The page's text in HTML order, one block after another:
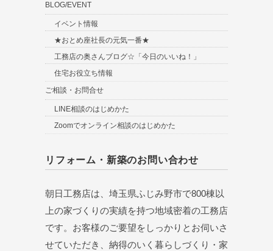
BLOG/EVENT
イベント情報
★おとめ座社長の元気一番★
工務店の奥さんブログ☆「今日のいいね！」
住宅お役立ち情報
ご相談・お問合せ
LINE相談のはじめかた
Zoomでオンライン相談のはじめかた
リフォーム・新築のお問い合わせ
朝日工務店は、埼玉県ふじみ野市で800棟以
上の家づくりの実績を持つ地域密着の工務店
です。お客様のご要望をしっかりとお伺いさ
せていただき、納得のいく暮らしづくり・家